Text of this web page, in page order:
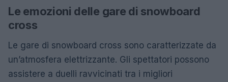
Le emozioni delle gare di snowboard
cross
Le gare di snowboard cross sono caratterizzate da
un’atmosfera elettrizzante. Gli spettatori possono
assistere a duelli ravvicinati tra i migliori